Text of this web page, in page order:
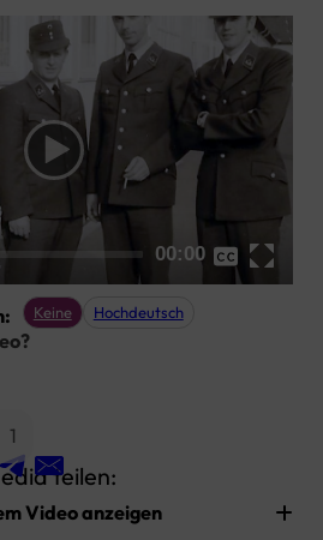
00:00
None
Hochdeutsch
Keine Hochdeutsch
1
teilen:
Video anzeigen